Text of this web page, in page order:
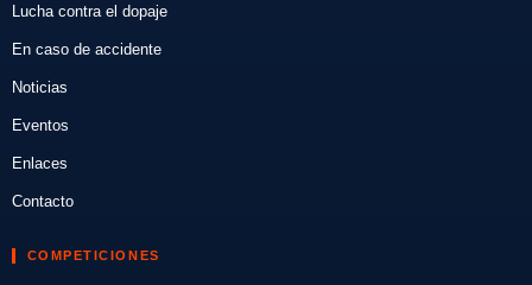
Lucha contra el dopaje
En caso de accidente
Noticias
Eventos
Enlaces
Contacto
COMPETICIONES